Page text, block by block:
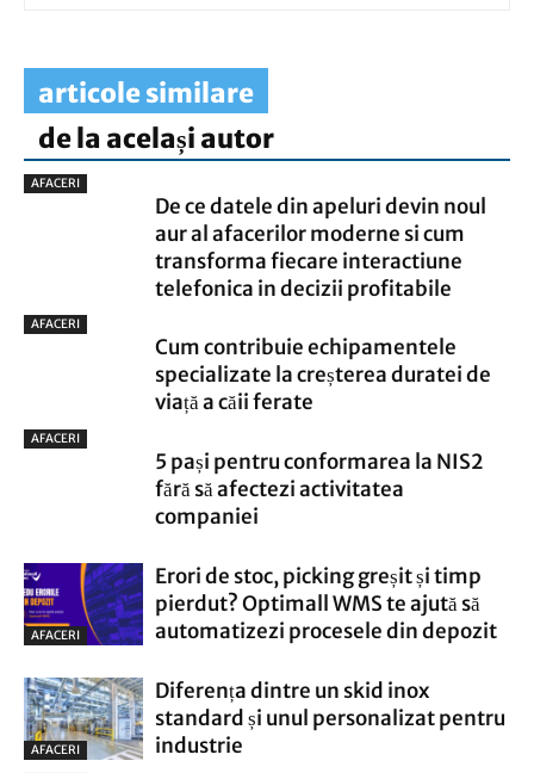
articole similare
de la același autor
AFACERI
De ce datele din apeluri devin noul
aur al afacerilor moderne si cum
transforma fiecare interactiune
telefonica in decizii profitabile
AFACERI
Cum contribuie echipamentele
specializate la creșterea duratei de
viață a căii ferate
AFACERI
5 pași pentru conformarea la NIS2
fără să afectezi activitatea
companiei
AFACERI
Erori de stoc, picking greșit și timp
pierdut? Optimall WMS te ajută să
automatizezi procesele din depozit
AFACERI
Diferența dintre un skid inox
standard și unul personalizat pentru
industrie